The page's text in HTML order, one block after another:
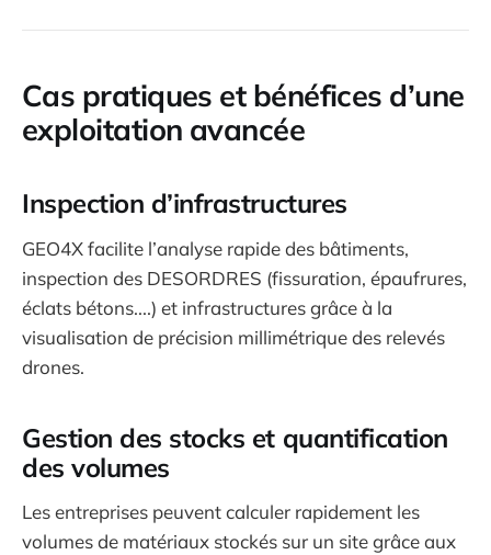
Cas pratiques et bénéfices d’une
exploitation avancée
Inspection d’infrastructures
GEO4X facilite l’analyse rapide des bâtiments,
inspection des DESORDRES (fissuration, épaufrures,
éclats bétons....) et infrastructures grâce à la
visualisation de précision millimétrique des relevés
drones.
Gestion des stocks et quantification
des volumes
Les entreprises peuvent calculer rapidement les
volumes de matériaux stockés sur un site grâce aux